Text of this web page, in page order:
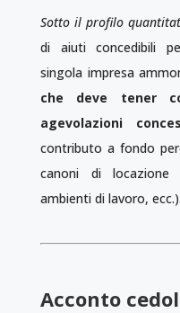
Sotto il profilo
di aiuti concedibili
singola impresa
che deve tener
agevolazioni
contributo a fondo
canoni di locazione
ambienti di lavoro, ecc.).
Acconto